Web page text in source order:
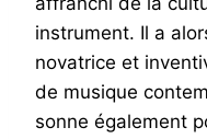
instrument. Il a
novatrice et
de musique
sonne également